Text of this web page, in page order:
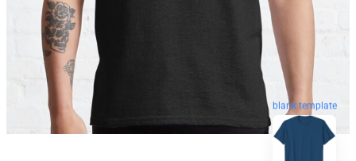
blank template